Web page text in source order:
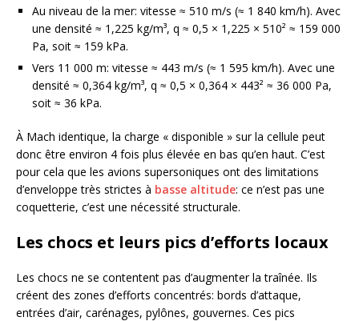
Au niveau de la mer: vitesse ≈ 510 m/s (≈ 1 840 km/h). Avec
une densité ≈ 1,225 kg/m³, q ≈ 0,5 × 1,225 × 510² ≈ 159 000
Pa, soit ≈ 159 kPa.
Vers 11 000 m: vitesse ≈ 443 m/s (≈ 1 595 km/h). Avec une
densité ≈ 0,364 kg/m³, q ≈ 0,5 × 0,364 × 443² ≈ 36 000 Pa,
soit ≈ 36 kPa.
À Mach identique, la charge « disponible » sur la cellule peut
donc être environ 4 fois plus élevée en bas qu’en haut. C’est
pour cela que les avions supersoniques ont des limitations
d’enveloppe très strictes à basse altitude: ce n’est pas une
coquetterie, c’est une nécessité structurale.
Les chocs et leurs pics d’efforts locaux
Les chocs ne se contentent pas d’augmenter la traînée. Ils
créent des zones d’efforts concentrés: bords d’attaque,
entrées d’air, carénages, pylônes, gouvernes. Ces pics